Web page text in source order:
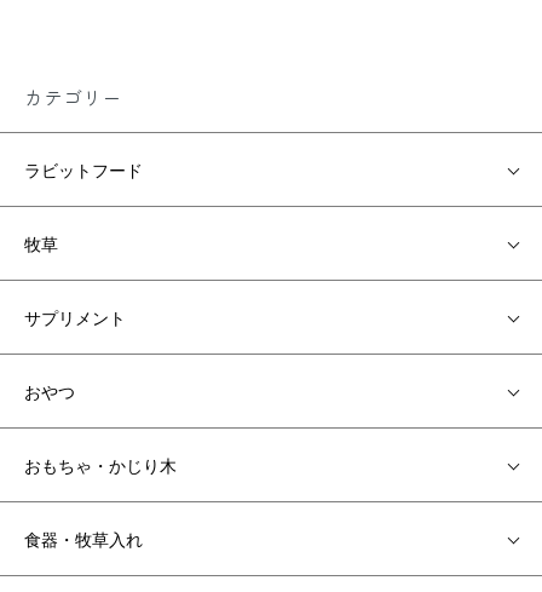
カテゴリー
ラビットフード
牧草
サプリメント
おやつ
おもちゃ・かじり木
食器・牧草入れ